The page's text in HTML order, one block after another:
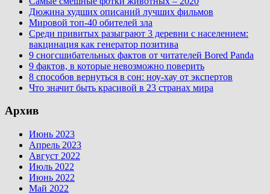
Дюжина худших описаний лучших фильмов
Мировой топ-40 обителей зла
Среди привитых разыграют 3 деревни с населением:
вакцинация как генератор позитива
9 сногсшибательных фактов от читателей Bored Panda
9 фактов, в которые невозможно поверить
8 способов вернуться в сон: ноу-хау от экспертов
Что значит быть красивой в 23 странах мира
Архив
Июнь 2023
Апрель 2023
Август 2022
Июль 2022
Июнь 2022
Май 2022